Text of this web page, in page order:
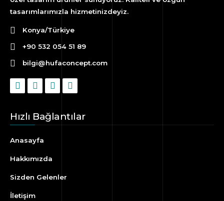
tasarımlarımızla hizmetinizdeyiz.
Konya/Türkiye
+90 532 054 51 89
bilgi@hufaconcept.com
Hızlı Bağlantılar
Anasayfa
Hakkımızda
Sizden Gelenler
İletişim